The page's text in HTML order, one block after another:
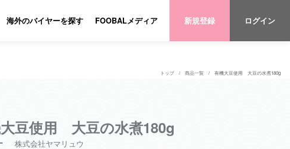
海外のバイヤーを探す FOOBALメディア 新規登録 ログイン
トップ 商品一覧 有機大豆使用 大豆の水煮180g
豆使用 大豆の水煮180g
株式会社ヤマリュウ